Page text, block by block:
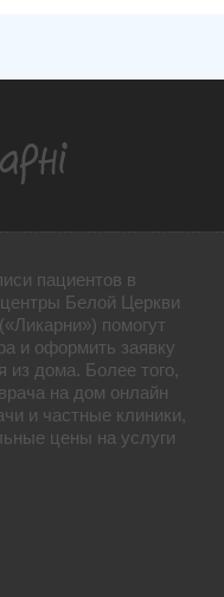
пациентов в
центры Белой Церкви
помогут
и оформить заявку
из дома. Более того,
на дом онлайн
и частные клиники,
цены на услуги